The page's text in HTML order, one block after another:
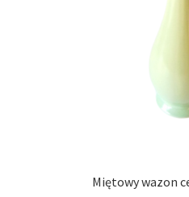
Miętowy wazon